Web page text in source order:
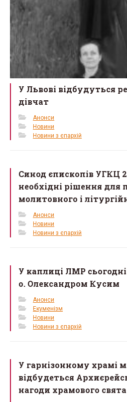
У Львові відбудуться
дівчат
Анонси
Новини
Новини з єпархій
Синод єпископів УГКЦ
необхідні рішення для
молитовного і
Анонси
Новини
Новини з єпархій
У каплиці ЛМР
о. Олександром Кусим
Анонси
Екуменізм
Новини
Новини з єпархій
У гарнізонному храмі
відбудеться
нагоди храмового свята